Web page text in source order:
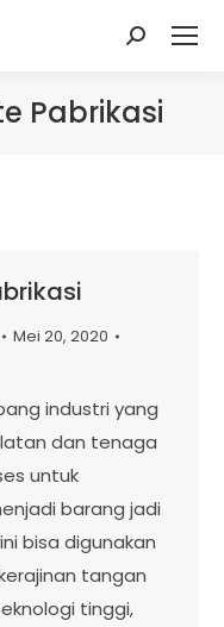
Search:
Pabrikasi
Mei 20, 2020
industri yang
dan tenaga
untuk
barang jadi
bisa digunakan
tangan
tinggi,